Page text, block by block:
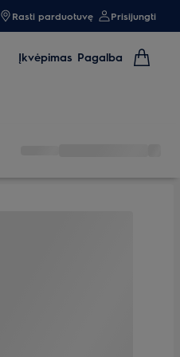
Rasti parduotuvę Prisijungti
Įkvėpimas Pagalba